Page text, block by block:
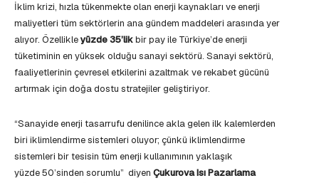
İklim krizi, hızla tükenmekte olan enerji kaynakları ve enerji
maliyetleri tüm sektörlerin ana gündem maddeleri arasında yer
alıyor. Özellikleyüzde 35’likbir pay ile Türkiye’de enerji
tüketiminin en yüksek olduğu sanayi sektörü. Sanayi sektörü,
faaliyetlerinin çevresel etkilerini azaltmak ve rekabet gücünü
artırmak için doğa dostu stratejiler geliştiriyor.
“Sanayide enerji tasarrufu denilince akla gelen ilk kalemlerden
biri iklimlendirme sistemleri oluyor; çünkü iklimlendirme
sistemleri bir tesisin tüm enerji kullanımının yaklaşık
yüzde 50’sinden sorumlu” diyen Çukurova Isı Pazarlama